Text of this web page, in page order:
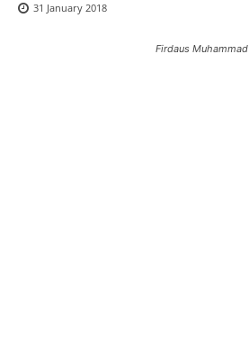
31 January 2018
Firdaus Muhammad